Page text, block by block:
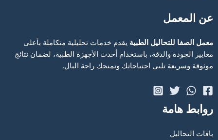
عن المعمل
معمل الصفا للتحاليل الطبية يقدم خدمات تحليلية متكاملة بأعلى
معايير الجودة والدقة، باستخدام أحدث الأجهزة الطبية، لضمان نتائج
موثوقة وسريعة تلبي احتياجاتك وتمنحك راحة البال.
روابط هامة
باقات التحاليل